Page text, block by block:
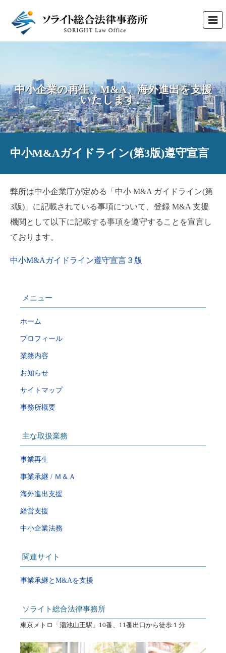
中小企業の再生、M&A、海外進出を支援
いたします。
中小M&Aガイドライン(第3版)遵守宣言
弊所は中小企業庁が定める「中小 M&A ガイドライン(第
3版)」に記載されている事項について、登録 M&A 支援
機関として以下に記載する事項を遵守することを宣言し
ております。
中小M&Aガイドライン遵守宣言３版
メニュー
ホーム
プロフィール
業務内容
お知らせ
サイトマップ
事務所概要
主な取扱業務
事業再生
事業承継 / Ｍ＆Ａ
海外進出支援
経営支援
中小企業法務
関連サイト
事業承継とM&Aを支援
ソライト総合法律事務所
東京メトロ「溜池山王駅」10番、11番出口から徒歩１分